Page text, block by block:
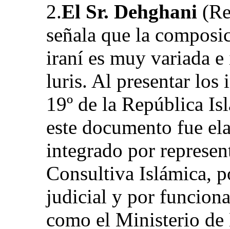
2.El Sr. Dehghani
señala que la
iraní es muy variada
luris. Al presentar los
19º de la República
este documento fue
integrado por
Consultiva Islámica,
judicial y por
como el Ministerio de